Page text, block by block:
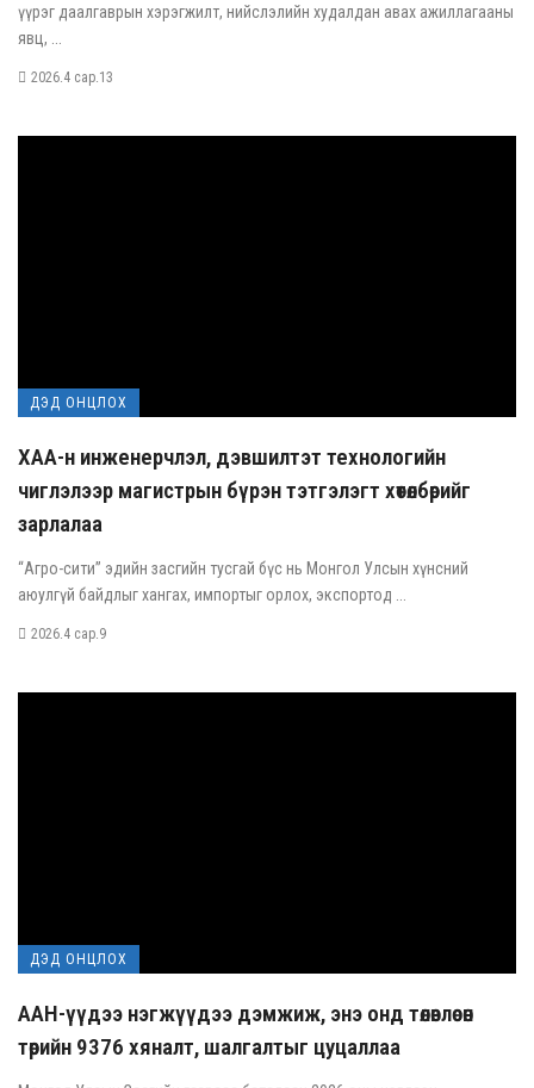
үүрэг даалгаврын хэрэгжилт, нийслэлийн худалдан авах ажиллагааны
явц, ...
2026.4 сар.13
ДЭД ОНЦЛОХ
ХАА-н инженерчлэл, дэвшилтэт технологийн
чиглэлээр магистрын бүрэн тэтгэлэгт хөтөлбөрийг
зарлалаа
“Агро-сити” эдийн засгийн тусгай бүс нь Монгол Улсын хүнсний
аюулгүй байдлыг хангах, импортыг орлох, экспортод ...
2026.4 сар.9
ДЭД ОНЦЛОХ
ААН-үүдээ нэгжүүдээ дэмжиж, энэ онд төлөвлөсөн
төрийн 9376 хяналт, шалгалтыг цуцаллаа